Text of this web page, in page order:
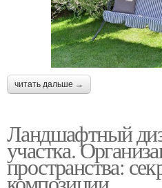
читать дальше →
Ландшафтный
участка.
пространства: